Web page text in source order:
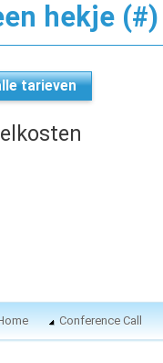
hekje (#)
tarieven
Conference Call